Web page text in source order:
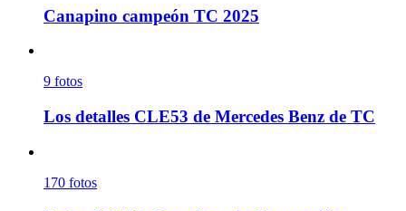
Canapino campeón TC 2025
9 fotos
Los detalles CLE53 de Mercedes Benz de TC
170 fotos